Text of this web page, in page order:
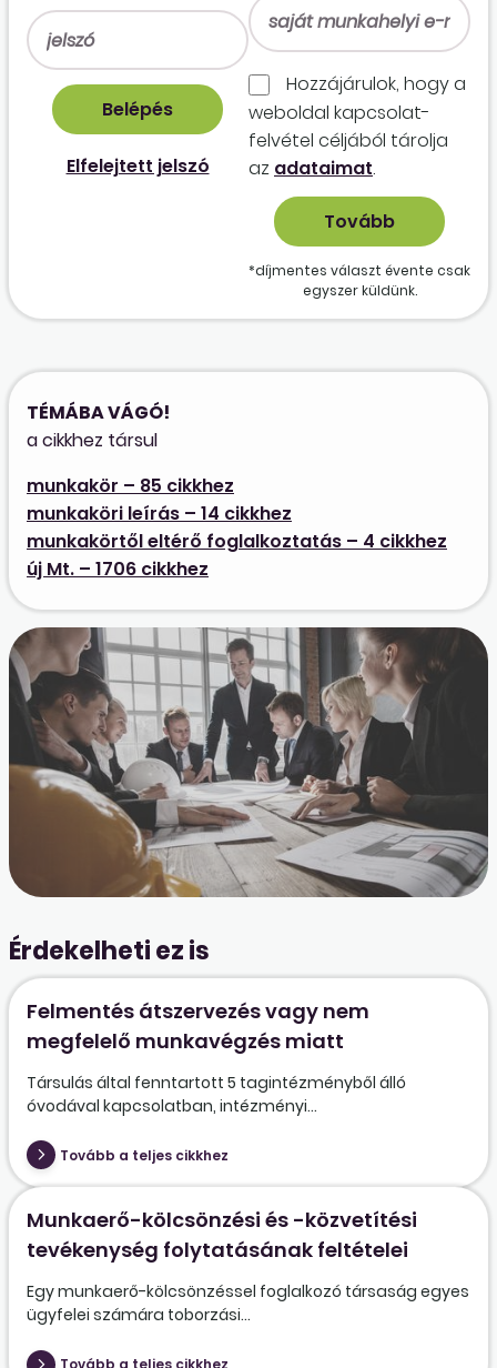
Elfelejtett jelszó
Hozzájárulok, hogy a
weboldal kapcso­lat­
felvétel céljából tárolja
az adataimat.
*díjmentes választ évente csak
egyszer küldünk.
TÉMÁBA VÁGÓ!
a cikkhez társul
munkakör – 85 cikkhez
munkaköri leírás – 14 cikkhez
munkakörtől eltérő foglalkoztatás – 4 cikkhez
új Mt. – 1706 cikkhez
Érdekelheti ez is
Felmentés átszervezés vagy nem
megfelelő munkavégzés miatt
Társulás által fenntartott 5 tagintézményből álló
óvodával kapcsolatban, intézményi...
Tovább a teljes cikkhez
Munkaerő-kölcsönzési és -közvetítési
tevékenység folytatásának feltételei
Egy munkaerő-kölcsönzéssel foglalkozó társaság egyes
ügyfelei számára toborzási...